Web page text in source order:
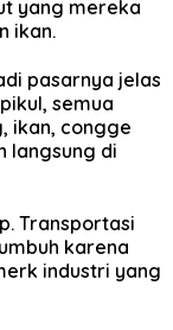
yang mereka
ikan.
pasarnya jelas
semua
ikan, congge
langsung di
Transportasi
karena
industri yang